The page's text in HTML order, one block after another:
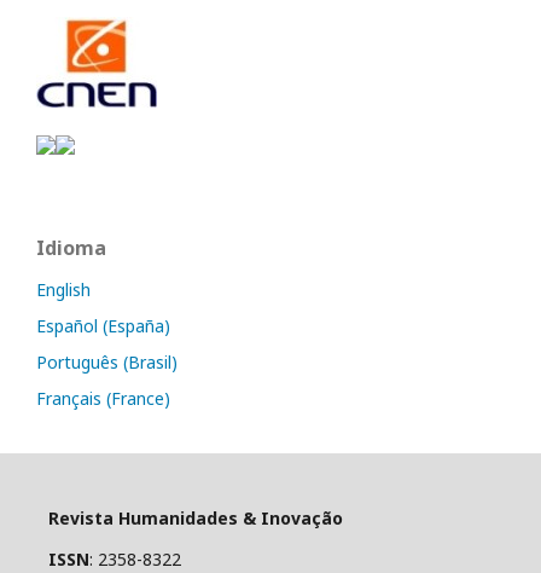
Idioma
English
Español (España)
Português (Brasil)
Français (France)
Revista Humanidades & Inovação
ISSN: 2358-8322